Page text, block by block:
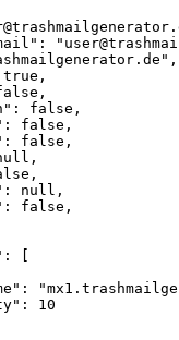
false,
false,
false,
null,
false,
[
10